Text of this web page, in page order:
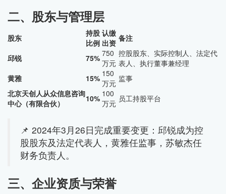
二、股东与管理层
股东
持股
比例
认缴
出资 备注
邱锐
75% 750
万元
控股股东、实际控制人、法定代
表人、执行董事兼经理
黄雅
15% 150
万元 监事
北京天创人从众信息咨询
中心（有限合伙）
10% 100
万元 员工持股平台
📌 2024年3月26日完成重要变更：邱锐成为控
股股东及法定代表人，黄雅任监事，苏敏杰任
财务负责人。
三、企业资质与荣誉